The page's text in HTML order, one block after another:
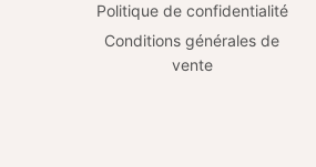
Politique de confidentialité
Conditions générales de
vente